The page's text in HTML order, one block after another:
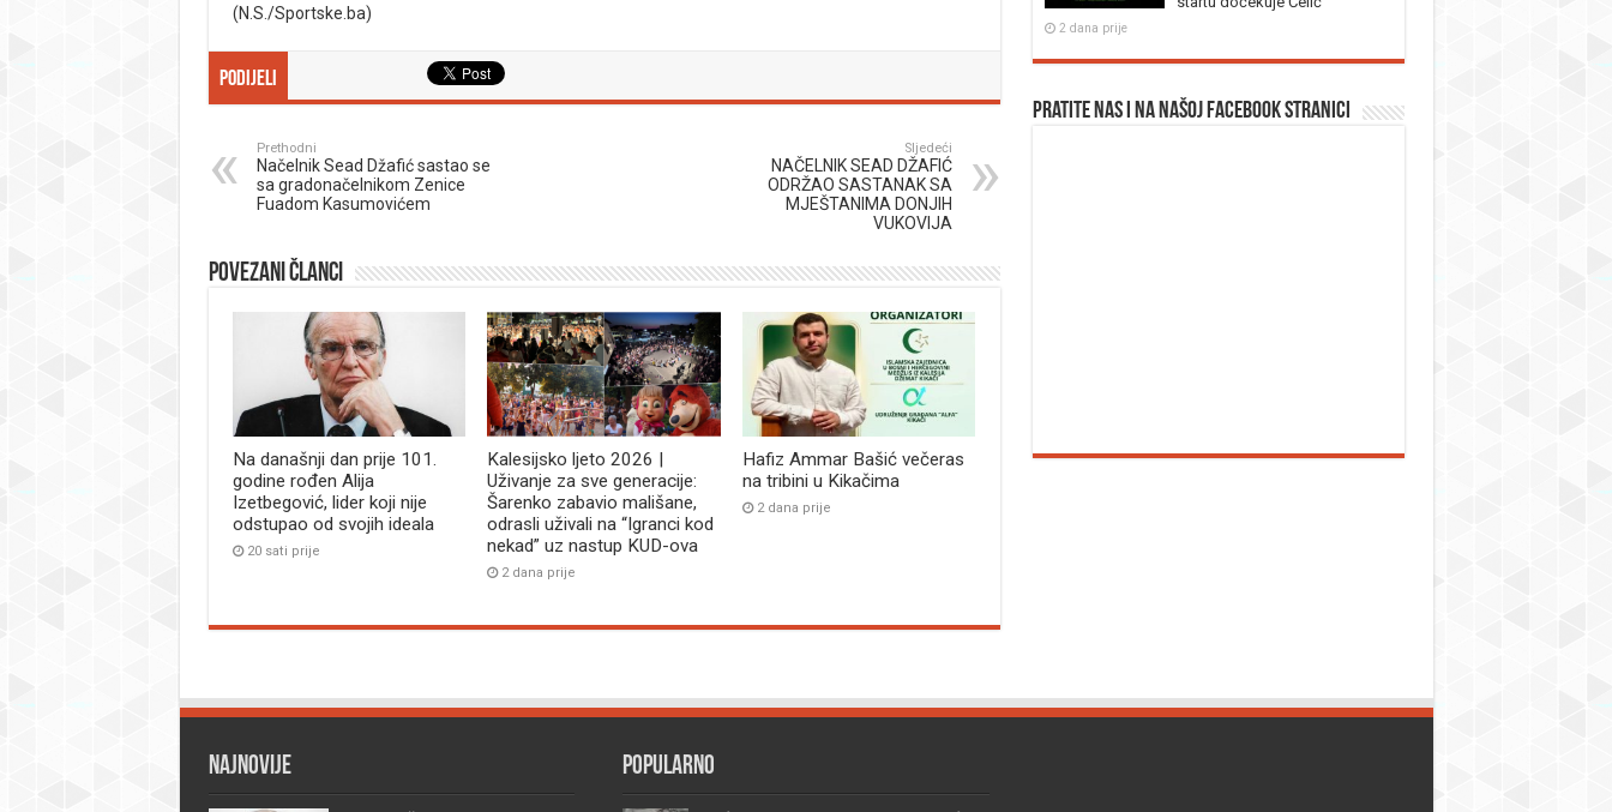
(N.S./Sportske.ba)
Podijeli
Prethodni
Načelnik Sead Džafić sastao se
sa gradonačelnikom Zenice
Fuadom Kasumovićem
Sljedeći
NAČELNIK SEAD DŽAFIĆ
ODRŽAO SASTANAK SA
MJEŠTANIMA DONJIH
VUKOVIJA
Povezani članci
Na današnji dan prije 101.
godine rođen Alija
Izetbegović, lider koji nije
odstupao od svojih ideala
20 sati prije
Kalesijsko ljeto 2026 |
Uživanje za sve generacije:
Šarenko zabavio mališane,
odrasli uživali na “Igranci kod
nekad” uz nastup KUD-ova
2 dana prije
Hafiz Ammar Bašić večeras
na tribini u Kikačima
2 dana prije
2 dana prije
Pratite nas i na našoj facebook stranici
Najnovije Popularno